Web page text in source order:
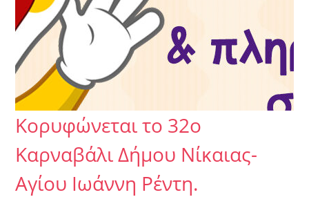
Κορυφώνεται το 32ο
Καρναβάλι Δήμου Νίκαιας-
Αγίου Ιωάννη Ρέντη.